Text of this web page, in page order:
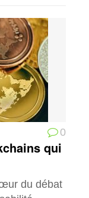
0
qui
du débat